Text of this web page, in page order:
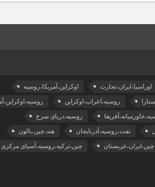
اوراسیا،ایران،تجارت اوکراین،آمریکا،روسیه
روسیه،اعراب،اوکراین
روسیه،دریای سرخ
نفت،روسیه،آذربایجان هند،چین،بالون
چین،ایران،عربستان چین،ترکیه،روسیه،آسیای مرکزی